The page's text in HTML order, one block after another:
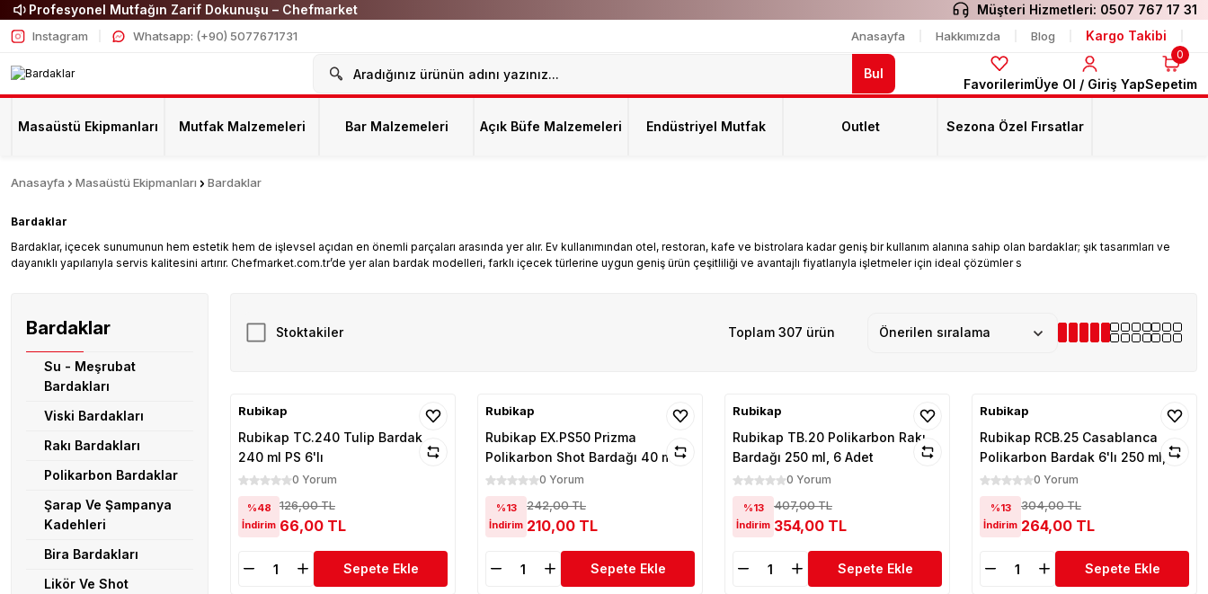
Profesyonel Mutfağın Zarif Dokunuşu – Chefmarket Müşteri Hizmetleri: 0507 767 17 31
Instagram Whatsapp: (+90) 5077671731 Anasayfa Hakkımızda Blog Kargo Takibi
Bul
FavorilerimÜye Ol / Giriş Yap
0
Sepetim
Masaüstü Ekipmanları Mutfak Malzemeleri Bar Malzemeleri Açık Büfe Malzemeleri Endüstriyel Mutfak Outlet Sezona Özel Fırsatlar
Anasayfa Masaüstü Ekipmanları Bardaklar
Bardaklar
Bardaklar, içecek sunumunun hem estetik hem de işlevsel açıdan en önemli parçaları arasında yer alır. Ev kullanımından otel, restoran, kafe ve bistrolara kadar geniş bir kullanım alanına sahip olan bardaklar; şık tasarımları ve
dayanıklı yapılarıyla servis kalitesini artırır. Chefmarket.com.tr’de yer alan bardak modelleri, farklı içecek türlerine uygun geniş ürün çeşitliliği ve avantajlı fiyatlarıyla işletmeler için ideal çözümler s
Bardaklar
Su - Meşrubat
Bardakları
Viski Bardakları
Rakı Bardakları
Polikarbon Bardaklar
Şarap Ve Şampanya
Kadehleri
Bira Bardakları
Likör Ve Shot
Stoktakiler Toplam 307 ürün
Rubikap
Rubikap TC.240 Tulip Bardak
240 ml PS 6'lı
0 Yorum
%48
İndirim
126,00 TL
66,00 TL
Sepete Ekle
Rubikap
Rubikap EX.PS50 Prizma
Polikarbon Shot Bardağı 40 ml
6'lı
0 Yorum
%13
İndirim
242,00 TL
210,00 TL
Sepete Ekle
Rubikap
Rubikap TB.20 Polikarbon Rakı
Bardağı 250 ml, 6 Adet
0 Yorum
%13
İndirim
407,00 TL
354,00 TL
Sepete Ekle
Rubikap
Rubikap RCB.25 Casablanca
Polikarbon Bardak 6'lı 250 ml,
Şeffaf
0 Yorum
%13
İndirim
304,00 TL
264,00 TL
Sepete Ekle